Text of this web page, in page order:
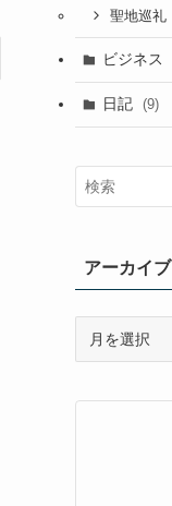
聖地巡礼
ビジネス
日記 (9)
アーカイブ
イ